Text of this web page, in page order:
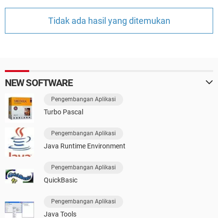
Tidak ada hasil yang ditemukan
NEW SOFTWARE
Pengembangan Aplikasi
Turbo Pascal
Pengembangan Aplikasi
Java Runtime Environment
Pengembangan Aplikasi
QuickBasic
Pengembangan Aplikasi
Java Tools